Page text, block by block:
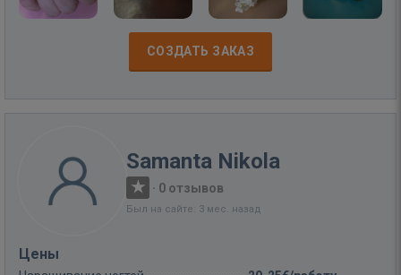
СОЗДАТЬ ЗАКАЗ
Samanta Nikola
· 0 отзывов
Был на сайте: 3 мес. назад
Цены